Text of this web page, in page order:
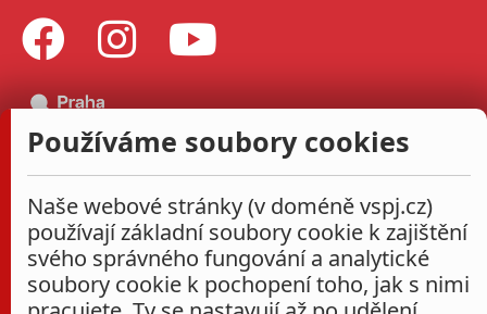
Používáme soubory cookies
Naše webové stránky (v doméně vspj.cz)
používají základní soubory cookie k zajištění
svého správného fungování a analytické
soubory cookie k pochopení toho, jak s nimi